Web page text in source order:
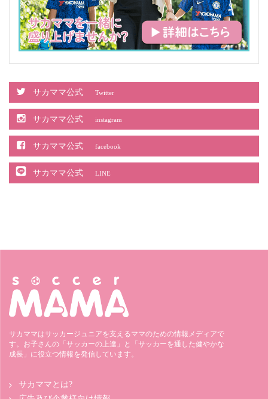
サカママ公式 Twitter
サカママ公式 instagram
サカママ公式 facebook
サカママ公式 LINE
サカママはサッカージュニアを支えるママのための情報メディアで
す。お子さんの「サッカーの上達」と「サッカーを通した健やかな
成長」に役立つ情報を発信しています。
サカママとは?